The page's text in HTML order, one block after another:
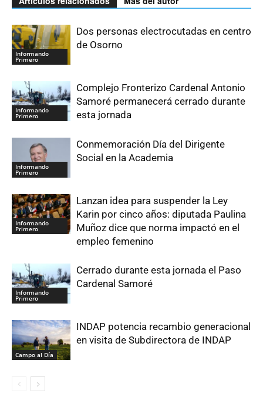
Informando
Primero
Dos personas electrocutadas en centro
de Osorno
Informando
Primero
Complejo Fronterizo Cardenal Antonio
Samoré permanecerá cerrado durante
esta jornada
Informando
Primero
Conmemoración Día del Dirigente
Social en la Academia
Informando
Primero
Lanzan idea para suspender la Ley
Karin por cinco años: diputada Paulina
Muñoz dice que norma impactó en el
empleo femenino
Informando
Primero
Cerrado durante esta jornada el Paso
Cardenal Samoré
Campo al Día
INDAP potencia recambio generacional
en visita de Subdirectora de INDAP